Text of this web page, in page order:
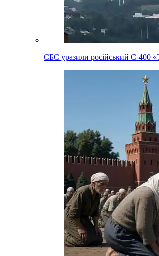
СБС уразили російський С-400